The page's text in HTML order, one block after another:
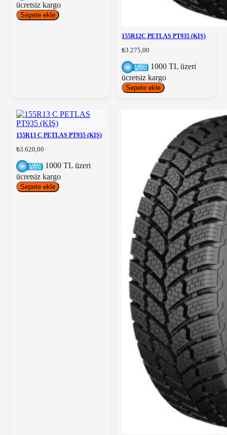
ücretsiz kargo
Sepete ekle
155R12C PETLAS PT935 (KIŞ)
₺3.275,00
1000 TL üzeri
ücretsiz kargo
Sepete ekle
155R13 C PETLAS PT935 (KIŞ)
₺3.620,00
1000 TL üzeri
ücretsiz kargo
Sepete ekle